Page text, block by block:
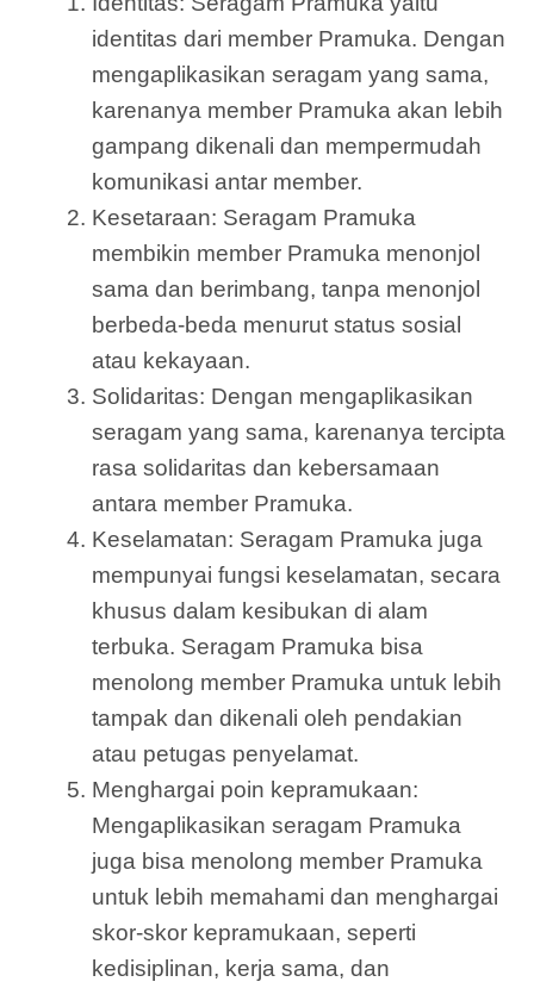
identitas dari member Pramuka. Dengan
mengaplikasikan seragam yang sama,
karenanya member Pramuka akan lebih
gampang dikenali dan mempermudah
komunikasi antar member.
Kesetaraan: Seragam Pramuka
membikin member Pramuka menonjol
sama dan berimbang, tanpa menonjol
berbeda-beda menurut status sosial
atau kekayaan.
Solidaritas: Dengan mengaplikasikan
seragam yang sama, karenanya tercipta
rasa solidaritas dan kebersamaan
antara member Pramuka.
Keselamatan: Seragam Pramuka juga
mempunyai fungsi keselamatan, secara
khusus dalam kesibukan di alam
terbuka. Seragam Pramuka bisa
menolong member Pramuka untuk lebih
tampak dan dikenali oleh pendakian
atau petugas penyelamat.
Menghargai poin kepramukaan:
Mengaplikasikan seragam Pramuka
juga bisa menolong member Pramuka
untuk lebih memahami dan menghargai
skor-skor kepramukaan, seperti
kedisiplinan, kerja sama, dan